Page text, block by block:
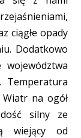
ciągłe opady
Dodatkowo
Temperatura
na ogół
silny ze
wiejący od